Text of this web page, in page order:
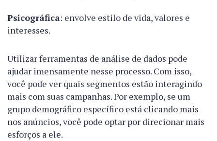
Psicográfica: envolve estilo de vida, valores e
interesses.
Utilizar ferramentas de análise de dados pode
ajudar imensamente nesse processo. Com isso,
você pode ver quais segmentos estão interagindo
mais com suas campanhas. Por exemplo, se um
grupo demográfico específico está clicando mais
nos anúncios, você pode optar por direcionar mais
esforços a ele.